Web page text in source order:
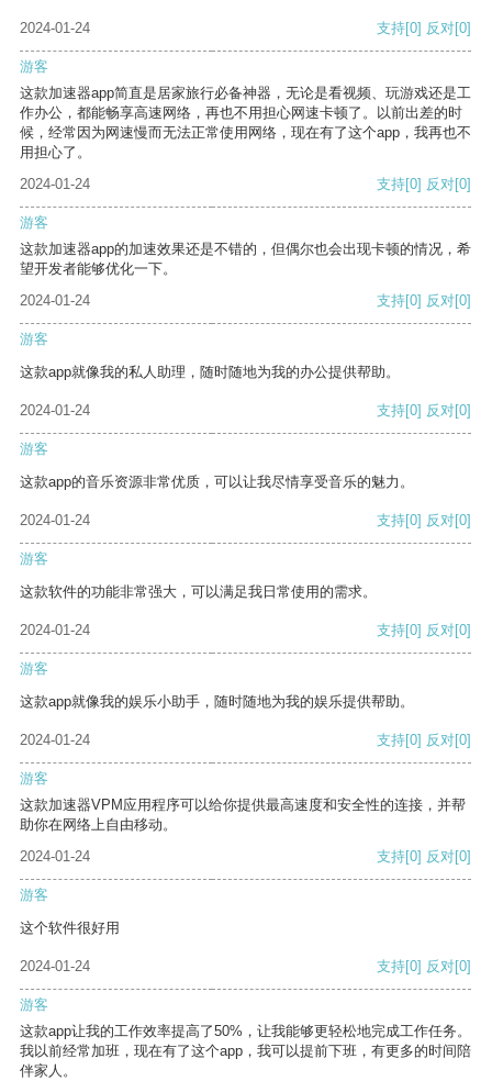
2024-01-24 支持[0] 反对[0]
游客
这款加速器app简直是居家旅行必备神器，无论是看视频、玩游戏还是工
作办公，都能畅享高速网络，再也不用担心网速卡顿了。以前出差的时
候，经常因为网速慢而无法正常使用网络，现在有了这个app，我再也不
用担心了。
2024-01-24
支持[0] 反对[0]
游客
这款加速器app的加速效果还是不错的，但偶尔也会出现卡顿的情况，希
望开发者能够优化一下。
2024-01-24
支持[0] 反对[0]
游客
这款app就像我的私人助理，随时随地为我的办公提供帮助。
2024-01-24 支持[0] 反对[0]
游客
这款app的音乐资源非常优质，可以让我尽情享受音乐的魅力。
2024-01-24 支持[0] 反对[0]
游客
这款软件的功能非常强大，可以满足我日常使用的需求。
2024-01-24 支持[0] 反对[0]
游客
这款app就像我的娱乐小助手，随时随地为我的娱乐提供帮助。
2024-01-24 支持[0] 反对[0]
游客
这款加速器VPM应用程序可以给你提供最高速度和安全性的连接，并帮
助你在网络上自由移动。
2024-01-24
支持[0] 反对[0]
游客
这个软件很好用
2024-01-24 支持[0] 反对[0]
游客
这款app让我的工作效率提高了50%，让我能够更轻松地完成工作任务。
我以前经常加班，现在有了这个app，我可以提前下班，有更多的时间陪
伴家人。